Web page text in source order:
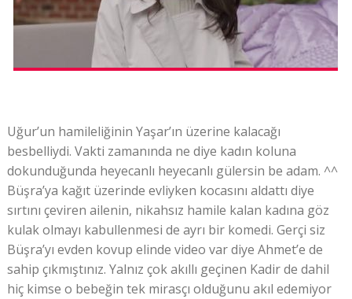
Uğur’un hamileliğinin Yaşar’ın üzerine kalacağı
besbelliydi. Vakti zamanında ne diye kadın koluna
dokunduğunda heyecanlı heyecanlı gülersin be adam. ^^
Büşra’ya kağıt üzerinde evliyken kocasını aldattı diye
sırtını çeviren ailenin, nikahsız hamile kalan kadına göz
kulak olmayı kabullenmesi de ayrı bir komedi. Gerçi siz
Büşra’yı evden kovup elinde video var diye Ahmet’e de
sahip çıkmıştınız. Yalnız çok akıllı geçinen Kadir de dahil
hiç kimse o bebeğin tek mirasçı olduğunu akıl edemiyor